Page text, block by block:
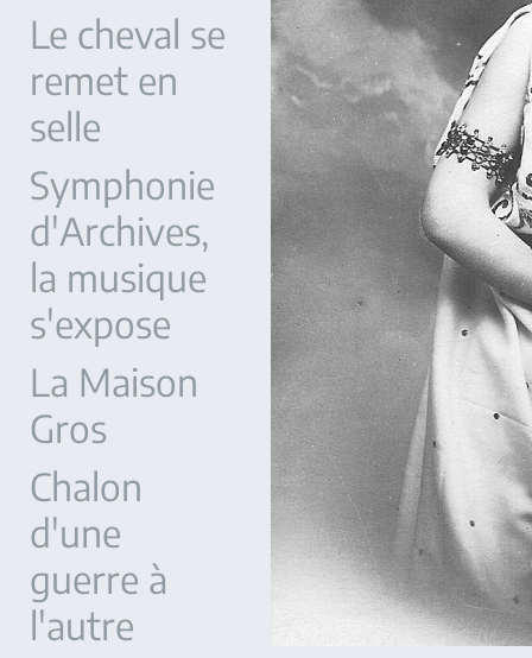
Le cheval se
remet en
selle
Symphonie
d'Archives,
la musique
s'expose
La Maison
Gros
Chalon
d'une
guerre à
l'autre